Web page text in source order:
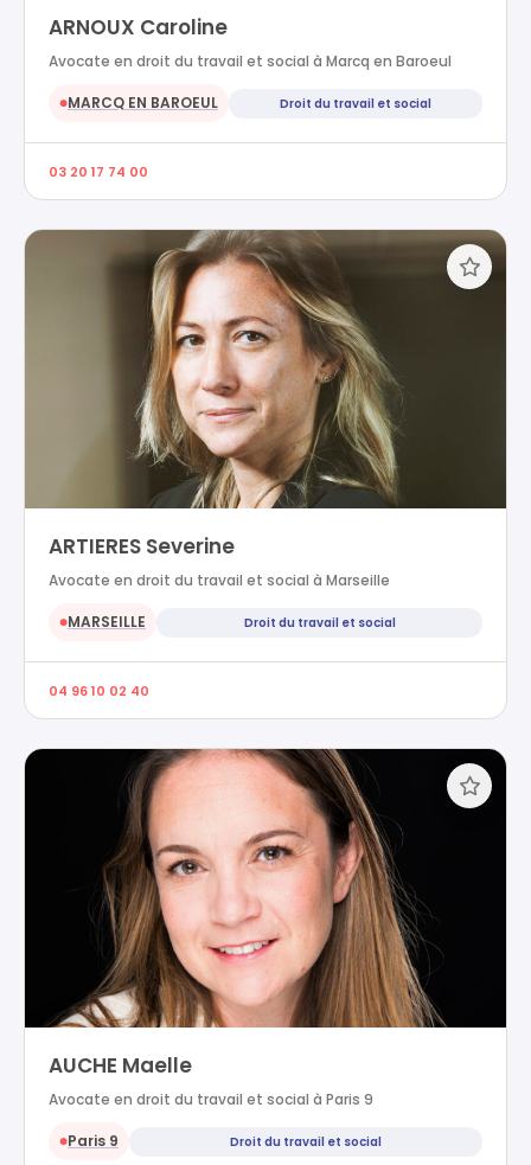
ARNOUX Caroline
Avocate en droit du travail et social à Marcq en Baroeul
●MARCQ EN BAROEUL Droit du travail et social
03 20 17 74 00
ARTIERES Severine
Avocate en droit du travail et social à Marseille
●MARSEILLE Droit du travail et social
04 96 10 02 40
AUCHE Maelle
Avocate en droit du travail et social à Paris 9
●Paris 9 Droit du travail et social